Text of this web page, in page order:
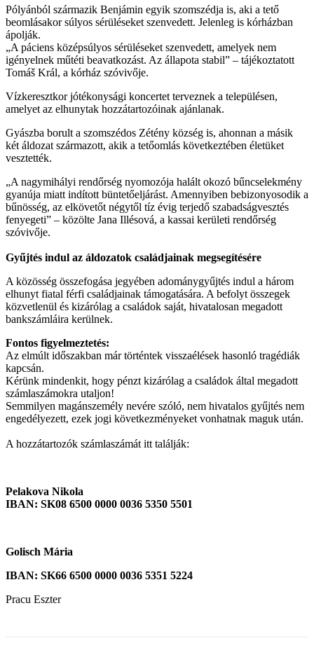
Pólyánból származik Benjámin egyik szomszédja is, aki a tető
beomlásakor súlyos sérüléseket szenvedett. Jelenleg is kórházban
ápolják.
„A páciens középsúlyos sérüléseket szenvedett, amelyek nem
igényelnek műtéti beavatkozást. Az állapota stabil” – tájékoztatott
Tomáš Král, a kórház szóvivője.
Vízkeresztkor jótékonysági koncertet terveznek a településen,
amelyet az elhunytak hozzátartozóinak ajánlanak.
Gyászba borult a szomszédos Zétény község is, ahonnan a másik
két áldozat származott, akik a tetőomlás következtében életüket
vesztették.
„A nagymihályi rendőrség nyomozója halált okozó bűncselekmény
gyanúja miatt indított büntetőeljárást. Amennyiben bebizonyosodik a
bűnösség, az elkövetőt négytől tíz évig terjedő szabadságvesztés
fenyegeti” – közölte Jana Illésová, a kassai kerületi rendőrség
szóvivője.
Gyűjtés indul az áldozatok családjainak megsegítésére
A közösség összefogása jegyében adománygyűjtés indul a három
elhunyt fiatal férfi családjainak támogatására. A befolyt összegek
közvetlenül és kizárólag a családok saját, hivatalosan megadott
bankszámláira kerülnek.
Fontos figyelmeztetés:
Az elmúlt időszakban már történtek visszaélések hasonló tragédiák
kapcsán.
Kérünk mindenkit, hogy pénzt kizárólag a családok által megadott
számlaszámokra utaljon!
Semmilyen magánszemély nevére szóló, nem hivatalos gyűjtés nem
engedélyezett, ezek jogi következményeket vonhatnak maguk után.
A hozzátartozók számlaszámát itt találják:
Pelakova Nikola
IBAN: SK08 6500 0000 0036 5350 5501
Golisch Mária
IBAN: SK66 6500 0000 0036 5351 5224
Pracu Eszter